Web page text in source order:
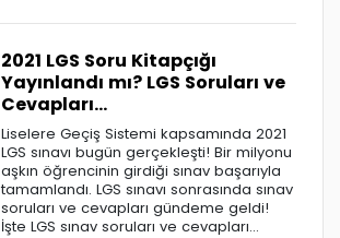
2021 LGS Soru Kitapçığı
Yayınlandı mı? LGS Soruları ve
Cevapları…
Liselere Geçiş Sistemi kapsamında 2021
LGS sınavı bugün gerçekleşti! Bir milyonu
aşkın öğrencinin girdiği sınav başarıyla
tamamlandı. LGS sınavı sonrasında sınav
soruları ve cevapları gündeme geldi!
İşte LGS sınav soruları ve cevapları…